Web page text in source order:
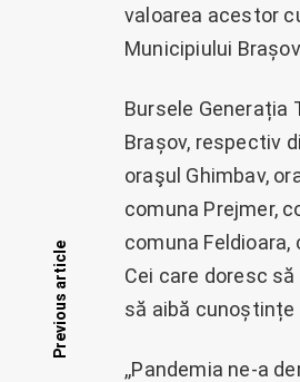
valoarea acestor
Municipiului
Bursele Generația
Brașov, respectiv
oraşul Ghimbav,
comuna Prejmer,
comuna Feldioara,
Cei care doresc
să aibă cunoștințe
,,Pandemia ne-a
Posts
navigation
Previous article